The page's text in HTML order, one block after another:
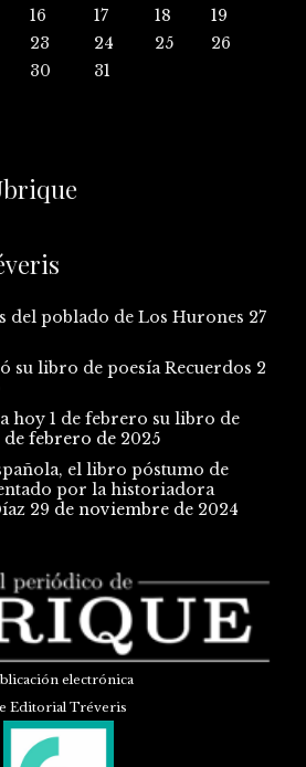
16 17 18
19
23 24 25
26
30 31
del poblado de Los Hurones 27
su libro de poesía Recuerdos 2
hoy 1 de febrero su libro de
de febrero de 2025
el libro póstumo de
por la historiadora
29 de noviembre de 2024
electrónica
Editorial Tréveris